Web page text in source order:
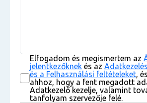
Elfogadom és megismertem az
jelentkezőknek és az
és a Felhasználási feltételeket,
ahhoz, hogy a fent megadott
Adatkezelő kezelje, valamint
tanfolyam szervezője felé.